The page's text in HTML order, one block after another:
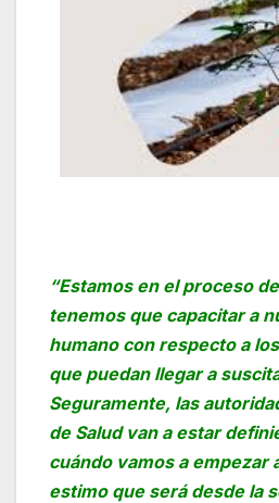
“Estamos en el proceso
tenemos que capacitar a
humano con respecto a
que puedan llegar a
Seguramente, las
de Salud van a estar
cuándo vamos a empezar
estimo que será desde la